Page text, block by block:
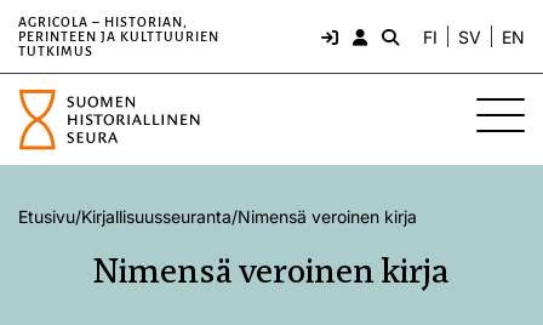
AGRICOLA – HISTORIAN,
PERINTEEN JA KULTTUURIEN
TUTKIMUS
FI SV EN
Etusivu/Kirjallisuusseuranta/Nimensä veroinen kirja
Nimensä veroinen kirja